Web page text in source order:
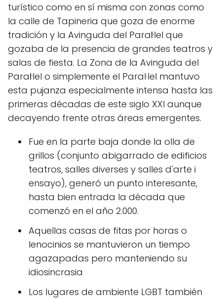
turístico como en sí misma con zonas como
la calle de Tapineria que goza de enorme
tradición y la Avinguda del Paraŀlel que
gozaba de la presencia de grandes teatros y
salas de fiesta. La Zona de la Avinguda del
Paraŀlel o simplemente el Paral·lel mantuvo
esta pujanza especialmente intensa hasta las
primeras décadas de este siglo XXI aunque
decayendo frente otras áreas emergentes.
Fue en la parte baja donde la olla de
grillos (conjunto abigarrado de edificios
teatros, salles diverses y salles d'arte i
ensayo), generó un punto interesante,
hasta bien entrada la década que
comenzó en el año 2.000.
Aquellas casas de fitas por horas o
lenocinios se mantuvieron un tiempo
agazapadas pero manteniendo su
idiosincrasia
Los lugares de ambiente LGBT también